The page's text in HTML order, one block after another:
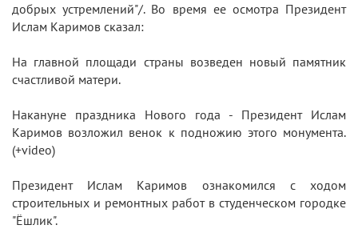
добрых устремлений"/. Во время ее осмотра Президент
Ислам Каримов сказал:
На главной площади страны возведен новый памятник
счастливой матери.
Накануне праздника Нового года - Президент Ислам
Каримов возложил венок к подножию этого монумента.
(+video)
Президент Ислам Каримов ознакомился с ходом
строительных и ремонтных работ в студенческом городке
"Ёшлик".